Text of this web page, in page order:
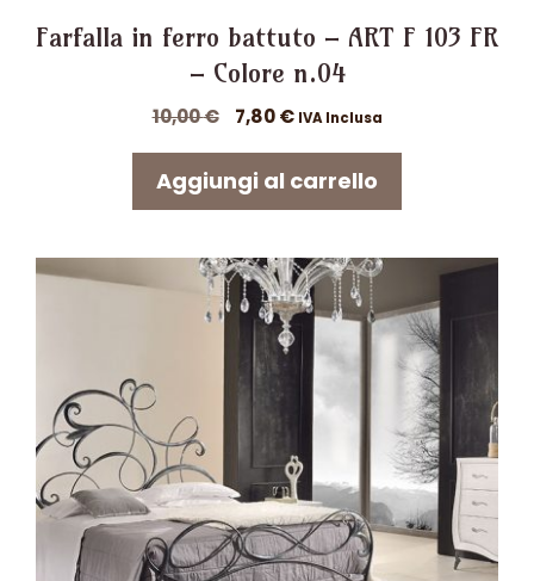
Farfalla in ferro battuto – ART F 103 FR
– Colore n.04
10,00€
Il
originale
era:
7,80€Il
attuale
IVA Inclusa
Aggiungi al carrello